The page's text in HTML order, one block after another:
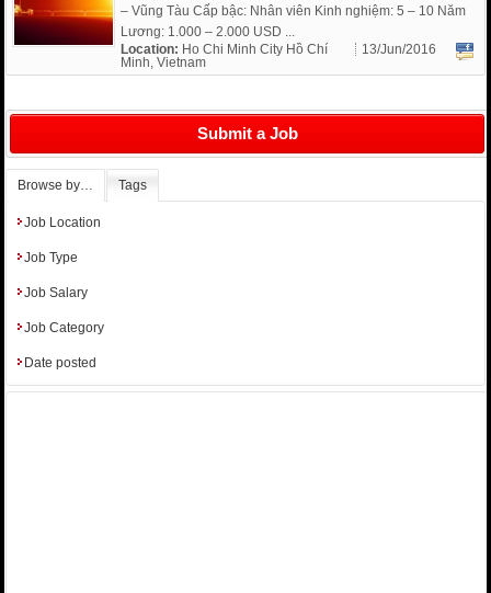
– Vũng Tàu Cấp bậc: Nhân viên Kinh nghiệm: 5 – 10 Năm
Lương: 1.000 – 2.000 USD ...
Location: Ho Chi Minh City Hồ Chí
Minh, Vietnam
13/Jun/2016
Submit a Job
Browse by… Tags
Job Location
Job Type
Job Salary
Job Category
Date posted